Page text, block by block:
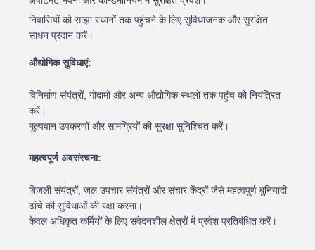
निवासियों को साझा स्थानों तक पहुंचने के लिए सुविधाजनक और सुरक्षित
साधन प्रदान करें।
औद्योगिक सुविधाएं:
विनिर्माण संयंत्रों, गोदामों और अन्य औद्योगिक स्थलों तक पहुंच को नियंत्रित
करें।
मूल्यवान उपकरणों और सामग्रियों की सुरक्षा सुनिश्चित करें।
महत्वपूर्ण अवसंरचना:
बिजली संयंत्रों, जल उपचार संयंत्रों और संचार केंद्रों जैसे महत्वपूर्ण बुनियादी
ढांचे की सुविधाओं की रक्षा करना।
केवल अधिकृत कर्मियों के लिए संवेदनशील क्षेत्रों में प्रवेश प्रतिबंधित करें।